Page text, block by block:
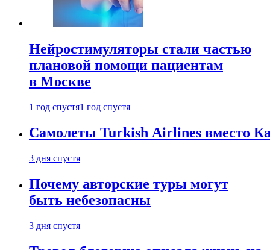
Нейростимуляторы стали частью
плановой помощи пациентам
в Москве
1 год спустя1 год спустя
Самолеты Turkish Airlines вместо
3 дня спустя
Почему авторские туры могут
быть небезопасны
3 дня спустя